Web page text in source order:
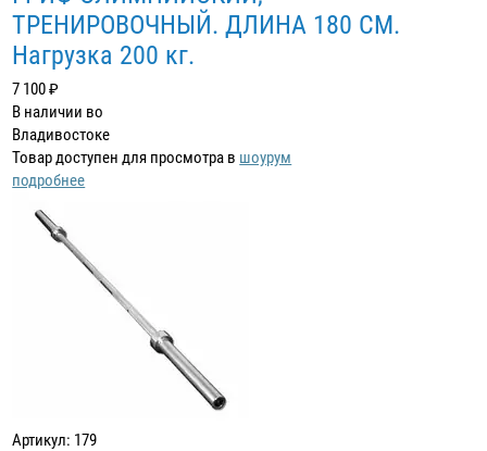
ТРЕНИРОВОЧНЫЙ. ДЛИНА 180 СМ.
Нагрузка 200 кг.
7 100 ₽
В наличии во
Владивостоке
Товар доступен для просмотра в шоурум
подробнее
Артикул: 179